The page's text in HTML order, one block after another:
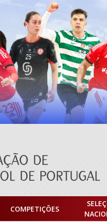
COMPETIÇÕES